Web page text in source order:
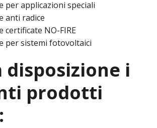
per applicazioni speciali
anti radice
certificate NO-FIRE
per sistemi fotovoltaici
disposizione i
prodotti